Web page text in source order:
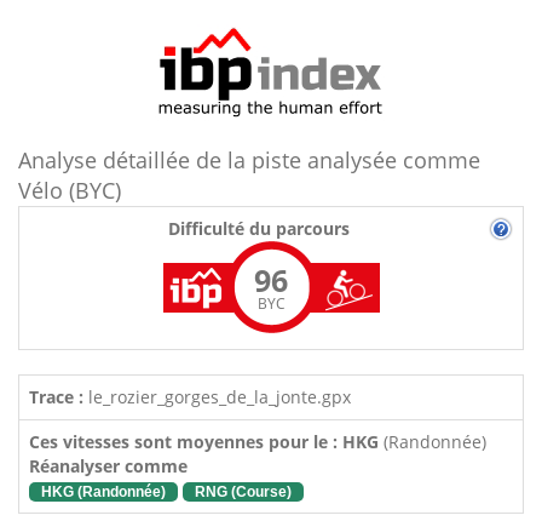
Analyse détaillée de la piste analysée comme
Vélo (BYC)
Difficulté du parcours
96
BYC
Trace : le_rozier_gorges_de_la_jonte.gpx
Ces vitesses sont moyennes pour le : HKG (Randonnée)
Réanalyser comme
HKG (Randonnée) RNG (Course)